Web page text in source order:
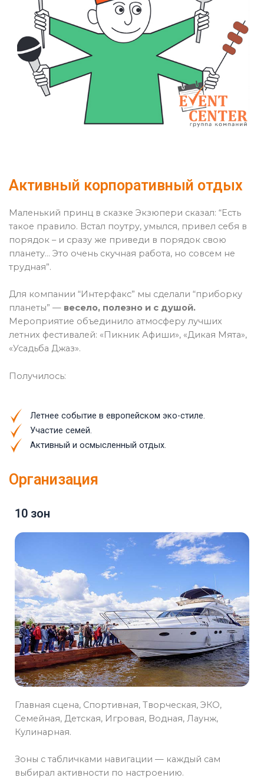
Активный корпоративный отдых
Маленький принц в сказке Экзюпери сказал: “Есть
такое правило. Встал поутру, умылся, привел себя в
порядок – и сразу же приведи в порядок свою
планету… Это очень скучная работа, но совсем не
трудная”.
Для компании “Интерфакс” мы сделали “приборку
планеты” — весело, полезно и с душой.
Мероприятие объединило атмосферу лучших
летних фестивалей: «Пикник Афиши», «Дикая Мята»,
«Усадьба Джаз».
Получилось:
Летнее событие в европейском эко-стиле.
Участие семей.
Активный и осмысленный отдых.
Организация
10 зон
Главная сцена, Спортивная, Творческая, ЭКО,
Семейная, Детская, Игровая, Водная, Лаунж,
Кулинарная.
Зоны с табличками навигации — каждый сам
выбирал активности по настроению.